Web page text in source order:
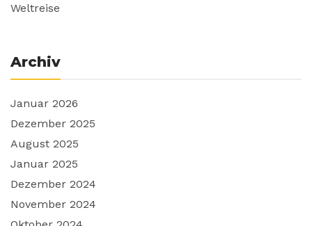
Weltreise
Archiv
Januar 2026
Dezember 2025
August 2025
Januar 2025
Dezember 2024
November 2024